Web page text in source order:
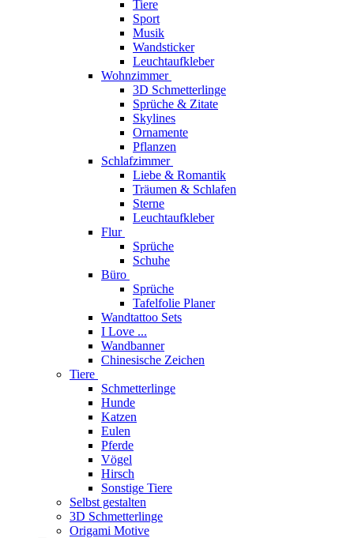
Tiere
Sport
Musik
Wandsticker
Leuchtaufkleber
Wohnzimmer
3D Schmetterlinge
Sprüche & Zitate
Skylines
Ornamente
Pflanzen
Schlafzimmer
Liebe & Romantik
Träumen & Schlafen
Sterne
Leuchtaufkleber
Flur
Sprüche
Schuhe
Büro
Sprüche
Tafelfolie Planer
Wandtattoo Sets
I Love ...
Wandbanner
Chinesische Zeichen
Tiere
Schmetterlinge
Hunde
Katzen
Eulen
Pferde
Vögel
Hirsch
Sonstige Tiere
Selbst gestalten
3D Schmetterlinge
Origami Motive